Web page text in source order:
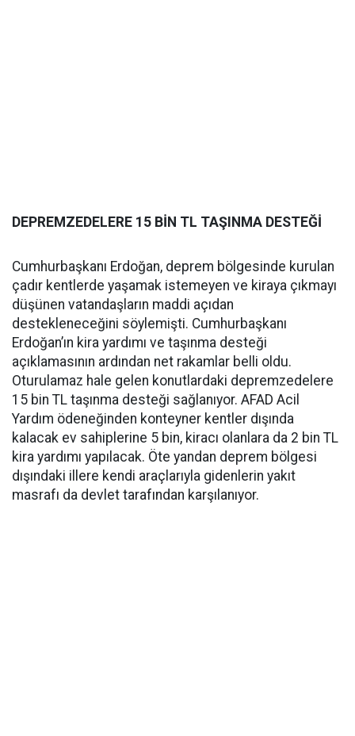
DEPREMZEDELERE 15 BİN TL TAŞINMA DESTEĞİ
Cumhurbaşkanı Erdoğan, deprem bölgesinde kurulan
çadır kentlerde yaşamak istemeyen ve kiraya çıkmayı
düşünen vatandaşların maddi açıdan
destekleneceğini söylemişti. Cumhurbaşkanı
Erdoğan’ın kira yardımı ve taşınma desteği
açıklamasının ardından net rakamlar belli oldu.
Oturulamaz hale gelen konutlardaki depremzedelere
15 bin TL taşınma desteği sağlanıyor. AFAD Acil
Yardım ödeneğinden konteyner kentler dışında
kalacak ev sahiplerine 5 bin, kiracı olanlara da 2 bin TL
kira yardımı yapılacak. Öte yandan deprem bölgesi
dışındaki illere kendi araçlarıyla gidenlerin yakıt
masrafı da devlet tarafından karşılanıyor.